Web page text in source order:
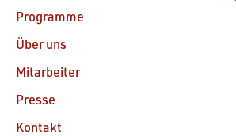
Programme
Über uns
Mitarbeiter
Presse
Kontakt